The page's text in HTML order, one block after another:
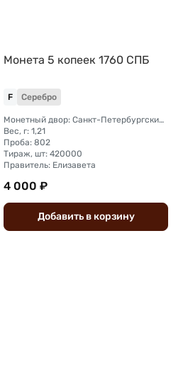
Монета 5 копеек 1760 СПБ
F Серебро
Монетный двор: Санкт-Петербургский монетный двор
Вес, г: 1,21
Проба: 802
Тираж, шт: 420000
Правитель: Елизавета
4 000 ₽
Добавить вкорзину